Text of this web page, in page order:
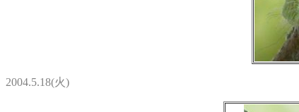
2004.5.18(火)